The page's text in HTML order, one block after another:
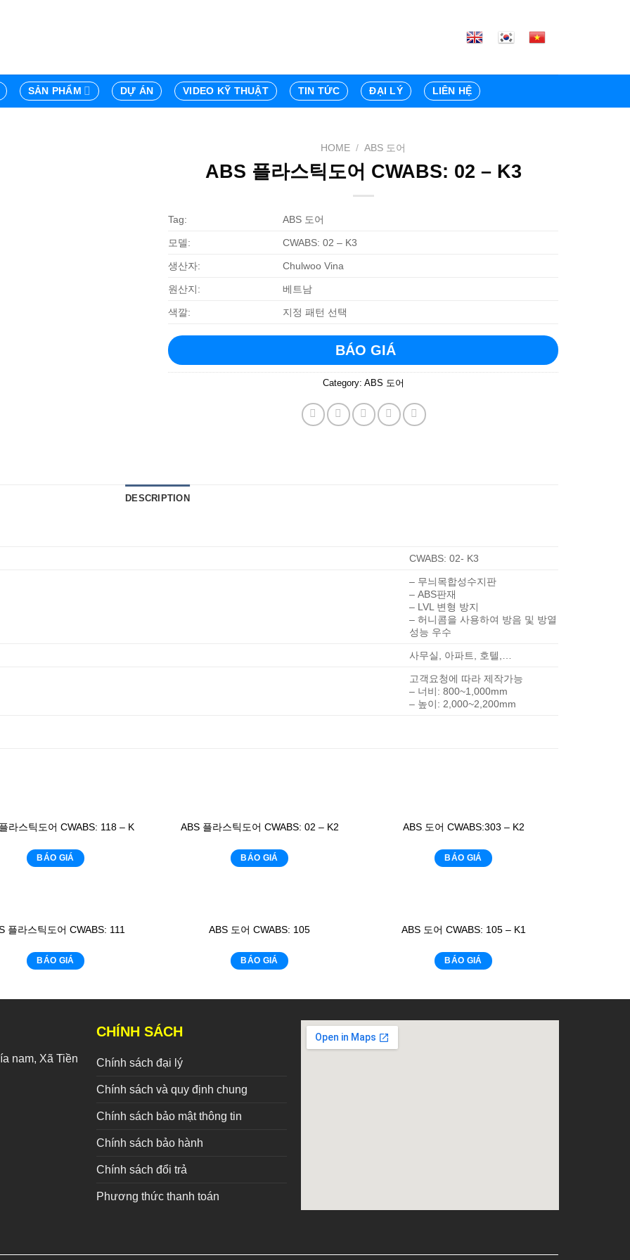
SẢN PHẨM DỰ ÁN VIDEO KỸ THUẬT TIN TỨC ĐẠI LÝ LIÊN HỆ
HOME / ABS 도어
ABS 플라스틱도어 CWABS: 02 – K3
Tag: ABS 도어
모델: CWABS: 02 – K3
생산자: Chulwoo Vina
원산지: 베트남
색깔: 지정 패턴 선택
BÁO GIÁ
Category: ABS 도어
DESCRIPTION
CWABS: 02- K3
– 무늬목합성수지판
– ABS판재
– LVL 변형 방지
– 허니콤을 사용하여 방음 및 방열
성능 우수
사무실, 아파트, 호텔,…
고객요청에 따라 제작가능
– 너비: 800~1,000mm
– 높이: 2,000~2,200mm
라스틱도어 CWABS: 118 – K
BÁO GIÁ
ABS 플라스틱도어 CWABS: 02 – K2
BÁO GIÁ
ABS 도어 CWABS:303 – K2
BÁO GIÁ
플라스틱도어 CWABS: 111
BÁO GIÁ
ABS 도어 CWABS: 105
BÁO GIÁ
ABS 도어 CWABS: 105 – K1
BÁO GIÁ
nam, Xã Tiền
CHÍNH SÁCH
Chính sách đại lý
Chính sách và quy định chung
Chính sách bảo mật thông tin
Chính sách bảo hành
Chính sách đổi trả
Phương thức thanh toán